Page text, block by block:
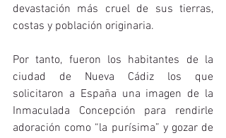
devastación más cruel de sus tierras,
costas y población originaria.
Por tanto, fueron los habitantes de la
ciudad de Nueva Cádiz los que
solicitaron a España una imagen de la
Inmaculada Concepción para rendirle
adoración como “la purísima” y gozar de